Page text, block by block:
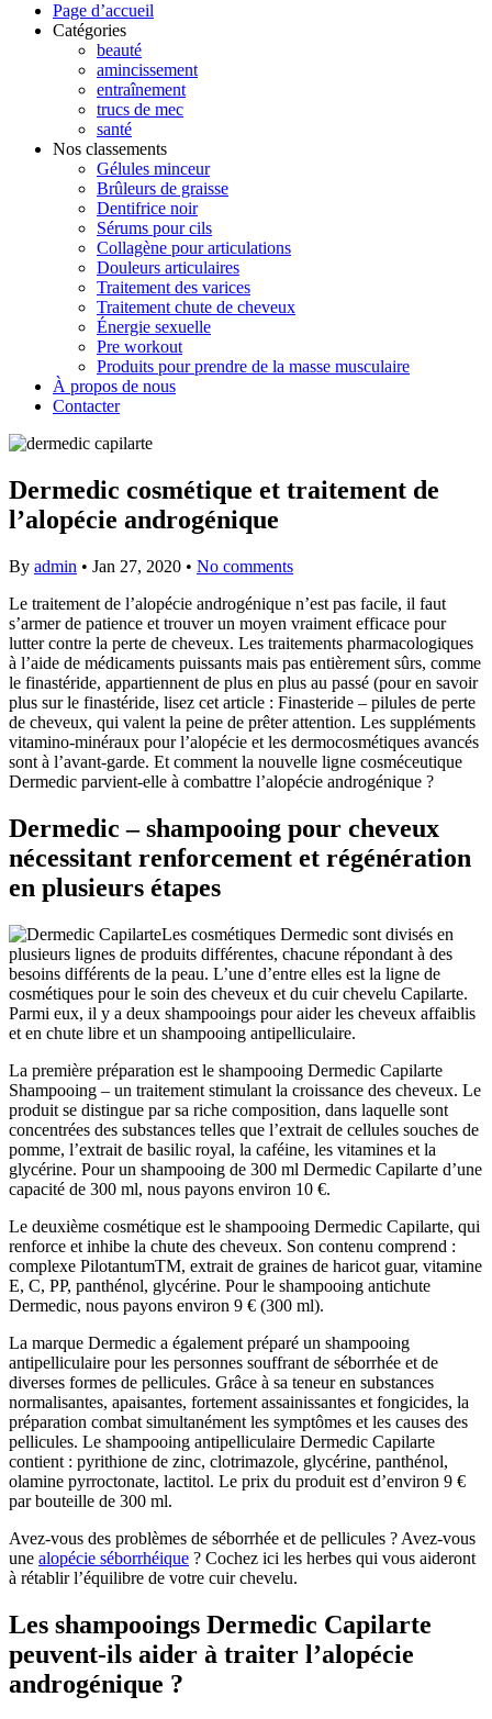
Page d’accueil
Catégories
beauté
amincissement
entraînement
trucs de mec
santé
Nos classements
Gélules minceur
Brûleurs de graisse
Dentifrice noir
Sérums pour cils
Collagène pour articulations
Douleurs articulaires
Traitement des varices
Traitement chute de cheveux
Énergie sexuelle
Pre workout
Produits pour prendre de la masse musculaire
À propos de nous
Contacter
Dermedic cosmétique et traitement de
l’alopécie androgénique
By admin • Jan 27, 2020 • No comments
Le traitement de l’alopécie androgénique n’est pas facile, il faut
s’armer de patience et trouver un moyen vraiment efficace pour
lutter contre la perte de cheveux. Les traitements pharmacologiques
à l’aide de médicaments puissants mais pas entièrement sûrs, comme
le finastéride, appartiennent de plus en plus au passé (pour en savoir
plus sur le finastéride, lisez cet article : Finasteride – pilules de perte
de cheveux, qui valent la peine de prêter attention. Les suppléments
vitamino-minéraux pour l’alopécie et les dermocosmétiques avancés
sont à l’avant-garde. Et comment la nouvelle ligne cosméceutique
Dermedic parvient-elle à combattre l’alopécie androgénique ?
Dermedic – shampooing pour cheveux
nécessitant renforcement et régénération
en plusieurs étapes
Les cosmétiques Dermedic sont divisés en
plusieurs lignes de produits différentes, chacune répondant à des
besoins différents de la peau. L’une d’entre elles est la ligne de
cosmétiques pour le soin des cheveux et du cuir chevelu Capilarte.
Parmi eux, il y a deux shampooings pour aider les cheveux affaiblis
et en chute libre et un shampooing antipelliculaire.
La première préparation est le shampooing Dermedic Capilarte
Shampooing – un traitement stimulant la croissance des cheveux. Le
produit se distingue par sa riche composition, dans laquelle sont
concentrées des substances telles que l’extrait de cellules souches de
pomme, l’extrait de basilic royal, la caféine, les vitamines et la
glycérine. Pour un shampooing de 300 ml Dermedic Capilarte d’une
capacité de 300 ml, nous payons environ 10 €.
Le deuxième cosmétique est le shampooing Dermedic Capilarte, qui
renforce et inhibe la chute des cheveux. Son contenu comprend :
complexe PilotantumTM, extrait de graines de haricot guar, vitamine
E, C, PP, panthénol, glycérine. Pour le shampooing antichute
Dermedic, nous payons environ 9 € (300 ml).
La marque Dermedic a également préparé un shampooing
antipelliculaire pour les personnes souffrant de séborrhée et de
diverses formes de pellicules. Grâce à sa teneur en substances
normalisantes, apaisantes, fortement assainissantes et fongicides, la
préparation combat simultanément les symptômes et les causes des
pellicules. Le shampooing antipelliculaire Dermedic Capilarte
contient : pyrithione de zinc, clotrimazole, glycérine, panthénol,
olamine pyrroctonate, lactitol. Le prix du produit est d’environ 9 €
par bouteille de 300 ml.
Avez-vous des problèmes de séborrhée et de pellicules ? Avez-vous
une alopécie séborrhéique ? Cochez ici les herbes qui vous aideront
à rétablir l’équilibre de votre cuir chevelu.
Les shampooings Dermedic Capilarte
peuvent-ils aider à traiter l’alopécie
androgénique ?